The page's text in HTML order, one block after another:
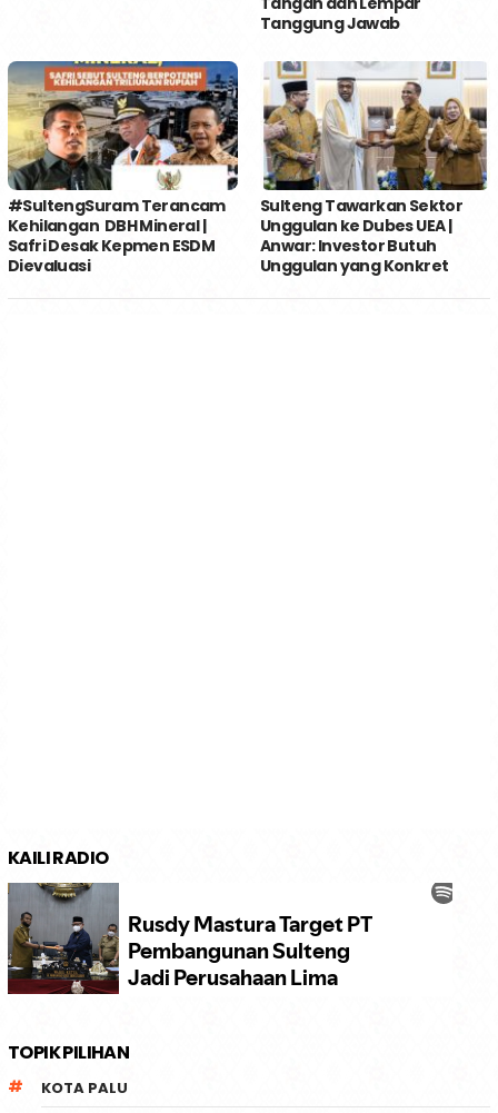
Tanggung Jawab
#SultengSuram Terancam
Kehilangan DBH Mineral |
Safri Desak Kepmen ESDM
Dievaluasi
Sulteng Tawarkan Sektor
Unggulan ke Dubes UEA |
Anwar: Investor Butuh
Unggulan yang Konkret
KAILI RADIO
TOPIK PILIHAN
KOTA PALU